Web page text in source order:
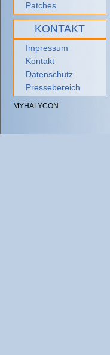
Patches
KONTAKT
Impressum
Kontakt
Datenschutz
Pressebereich
MYHALYCON